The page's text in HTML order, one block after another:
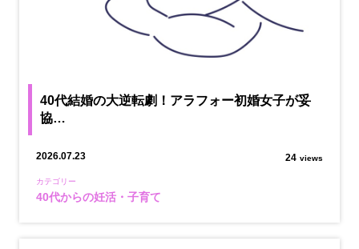
40代結婚の大逆転劇！アラフォー初婚女子が妥
協…
2026.07.23 24 views
カテゴリー
40代からの妊活・子育て